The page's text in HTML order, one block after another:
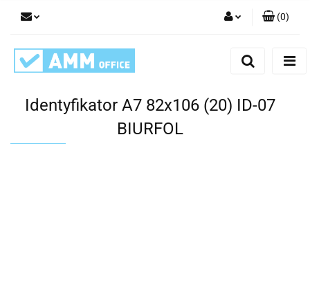
(0)
Identyfikator A7 82x106 (20) ID-07
BIURFOL